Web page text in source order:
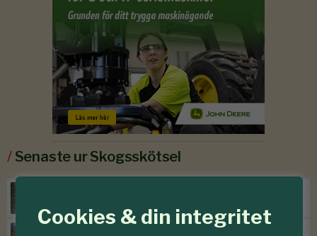
Cookies & din integritet
/Senaste ur Skogsskötsel